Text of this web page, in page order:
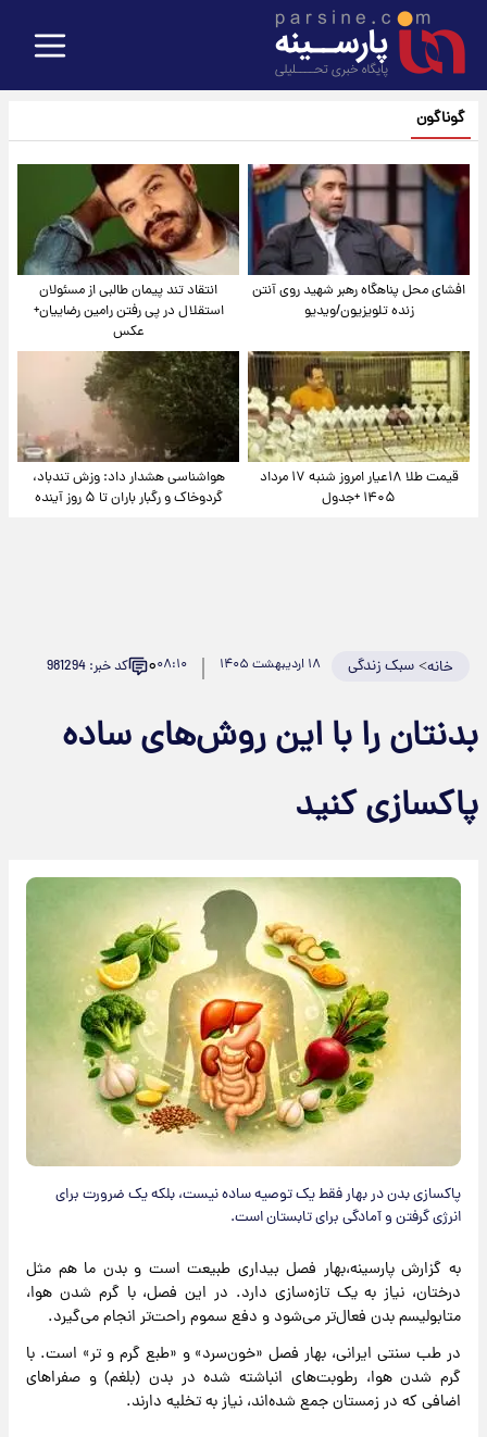
گوناگون
افشای محل پناهگاه‌ رهبر شهید روی آنتن
زنده تلویزیون/ویدیو
انتقاد تند پیمان طالبی از مسئولان
استقلال در پی رفتن رامین رضاییان+
عکس
قیمت طلا ۱۸عیار امروز شنبه ۱۷ مرداد
۱۴۰۵ +جدول
هواشناسی هشدار داد: وزش تندباد،
گردوخاک و رگبار باران تا ۵ روز آینده
خانه>سبک زندگی ۱۸ اردیبهشت ۱۴۰۵ ۰۸:۱۰۰ کد خبر: 981294
بدنتان را با این روش‌های ساده
پاکسازی کنید
پاکسازی بدن در بهار فقط یک توصیه ساده نیست، بلکه یک ضرورت برای
انرژی گرفتن و آمادگی برای تابستان است.
به گزارش پارسینه،بهار فصل بیداری طبیعت است و بدن ما هم مثل
درختان، نیاز به یک تازه‌سازی دارد. در این فصل، با گرم شدن هوا،
متابولیسم بدن فعال‌تر می‌شود و دفع سموم راحت‌تر انجام می‌گیرد.
در طب سنتی ایرانی، بهار فصل «خون‌سرد» و «طبع گرم و تر» است. با
گرم شدن هوا، رطوبت‌های انباشته شده در بدن (بلغم) و صفراهای
اضافی که در زمستان جمع شده‌اند، نیاز به تخلیه دارند.